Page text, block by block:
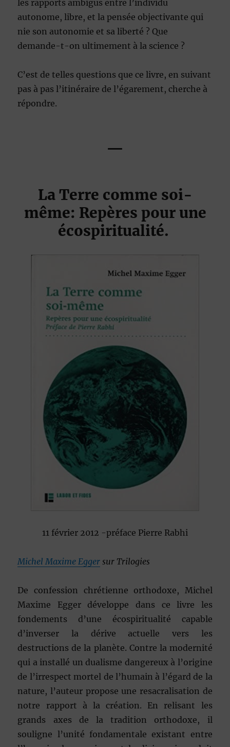
les rapports ambigus entre l’individu
autonome, libre, et la pensée objectivante qui
nie son autonomie et sa liberté ? Que
demande-t-on ultimement à la science ?
C’est de telles questions que ce livre, en suivant
pas à pas l’itinéraire de l’égarement, cherche à
répondre.
—
La Terre comme soi-
même: Repères pour une
écospiritualité.
11 février 2012 -préface Pierre Rabhi
Michel Maxime Egger sur Trilogies
De confession chrétienne orthodoxe, Michel
Maxime Egger développe dans ce livre les
fondements d’une écospiritualité capable
d’inverser la dérive actuelle vers les
destructions de la planète. Contre la modernité
qui a installé un dualisme dangereux à l’origine
de l’irrespect mortel de l’humain à l’égard de la
nature, l’auteur propose une resacralisation de
notre rapport à la création. En relisant les
grands axes de la tradition orthodoxe, il
souligne l’unité fondamentale existant entre